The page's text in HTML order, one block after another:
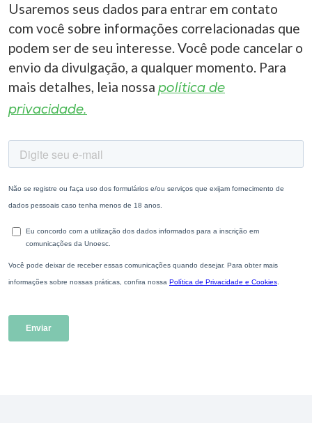
Usaremos seus dados para entrar em contato
com você sobre informações correlacionadas que
podem ser de seu interesse. Você pode cancelar o
envio da divulgação, a qualquer momento. Para
mais detalhes, leia nossa política de
privacidade.